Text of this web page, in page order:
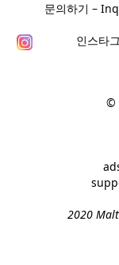
문의하기 –
인스타
©
2020